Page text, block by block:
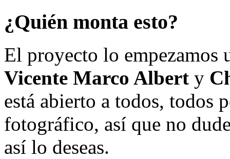
¿Quién monta esto?
El proyecto lo empezamos
Vicente Marco Albert y
está abierto a todos, todos
fotográfico, así que no
así lo deseas.